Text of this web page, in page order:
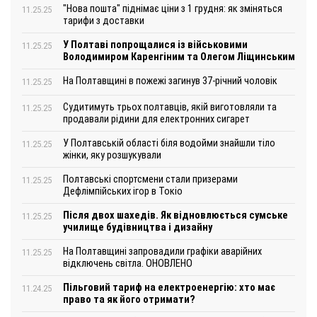
11.25.25
"Нова пошта" піднімає ціни з 1 грудня: як зміняться
тарифи з доставки
11.25.25
У Полтаві попрощалися із військовими
Володимиром Каренгіним та Олегом Ліщинським
11.25.25 На Полтавщині в пожежі загинув 37-річний чоловік
11.25.25
Судитимуть трьох полтавців, якій виготовляли та
продавали рідини для електронних сигарет
11.25.25
У Полтавській області біля водойми знайшли тіло
жінки, яку розшукували
11.25.25
Полтавські спортсмени стали призерами
Дефлімпійських ігор в Токіо
11.25.25
Після двох шахедів. Як відновлюється сумське
училище будівництва і дизайну
11.25.25
На Полтавщині запровадили графіки аварійних
відключень світла. ОНОВЛЕНО
11.24.25
Пільговий тариф на електроенергію: хто має
право та як його отримати?